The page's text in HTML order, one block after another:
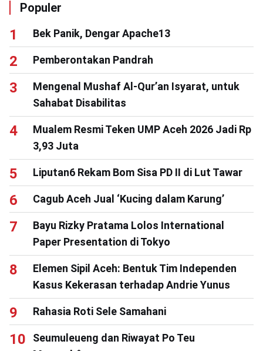
Populer
Bek Panik, Dengar Apache13
Pemberontakan Pandrah
Mengenal Mushaf Al-Qur’an Isyarat, untuk
Sahabat Disabilitas
Mualem Resmi Teken UMP Aceh 2026 Jadi Rp
3,93 Juta
Liputan6 Rekam Bom Sisa PD II di Lut Tawar
Cagub Aceh Jual ‘Kucing dalam Karung’
Bayu Rizky Pratama Lolos International
Paper Presentation di Tokyo
Elemen Sipil Aceh: Bentuk Tim Independen
Kasus Kekerasan terhadap Andrie Yunus
Rahasia Roti Sele Samahani
Seumuleueng dan Riwayat Po Teu